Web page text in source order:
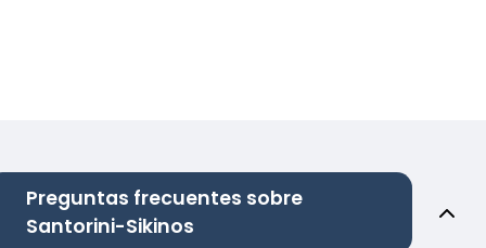
Preguntas frecuentes sobre
Santorini-Sikinos